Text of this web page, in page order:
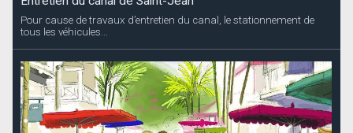
Pour cause de travaux d’entretien du canal, le stationnement de
tous les véhicules...